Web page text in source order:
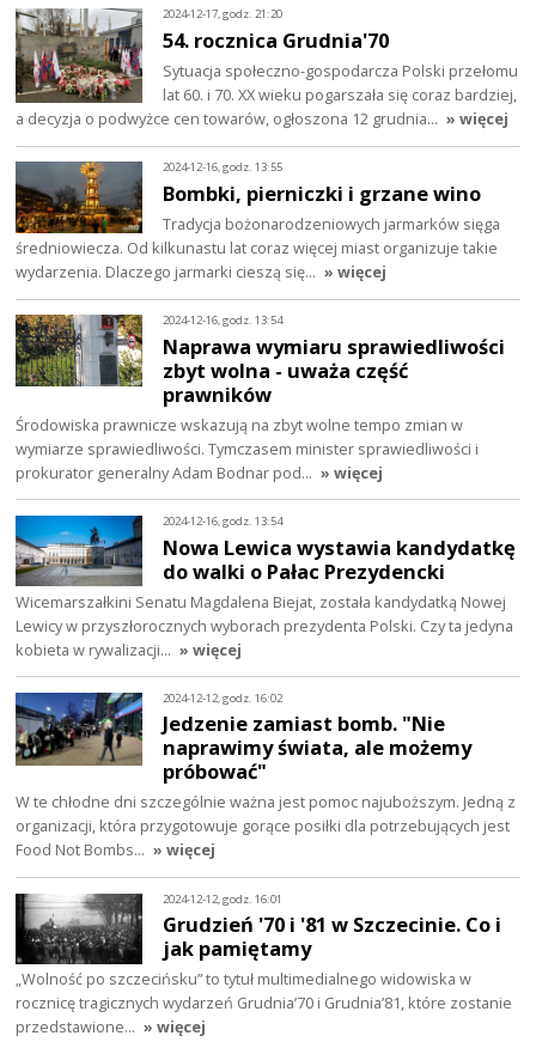
2024-12-17, godz. 21:20
54. rocznica Grudnia'70
Sytuacja społeczno-gospodarcza Polski przełomu
lat 60. i 70. XX wieku pogarszała się coraz bardziej,
a decyzja o podwyżce cen towarów, ogłoszona 12 grudnia… » więcej
2024-12-16, godz. 13:55
Bombki, pierniczki i grzane wino
Tradycja bożonarodzeniowych jarmarków sięga
średniowiecza. Od kilkunastu lat coraz więcej miast organizuje takie
wydarzenia. Dlaczego jarmarki cieszą się… » więcej
2024-12-16, godz. 13:54
Naprawa wymiaru sprawiedliwości
zbyt wolna - uważa część
prawników
Środowiska prawnicze wskazują na zbyt wolne tempo zmian w
wymiarze sprawiedliwości. Tymczasem minister sprawiedliwości i
prokurator generalny Adam Bodnar pod… » więcej
2024-12-16, godz. 13:54
Nowa Lewica wystawia kandydatkę
do walki o Pałac Prezydencki
Wicemarszałkini Senatu Magdalena Biejat, została kandydatką Nowej
Lewicy w przyszłorocznych wyborach prezydenta Polski. Czy ta jedyna
kobieta w rywalizacji… » więcej
2024-12-12, godz. 16:02
Jedzenie zamiast bomb. "Nie
naprawimy świata, ale możemy
próbować"
W te chłodne dni szczególnie ważna jest pomoc najuboższym. Jedną z
organizacji, która przygotowuje gorące posiłki dla potrzebujących jest
Food Not Bombs… » więcej
2024-12-12, godz. 16:01
Grudzień '70 i '81 w Szczecinie. Co i
jak pamiętamy
„Wolność po szczecińsku” to tytuł multimedialnego widowiska w
rocznicę tragicznych wydarzeń Grudnia’70 i Grudnia’81, które zostanie
przedstawione… » więcej